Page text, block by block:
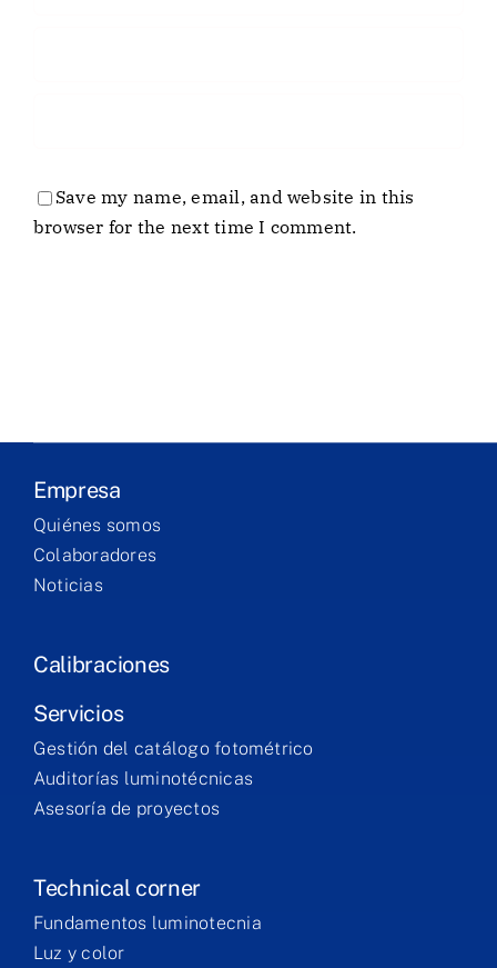
Save my name, email, and website in this
browser for the next time I comment.
Empresa
Quiénes somos
Colaboradores
Noticias
Calibraciones
Servicios
Gestión del catálogo fotométrico
Auditorías luminotécnicas
Asesoría de proyectos
Technical corner
Fundamentos luminotecnia
Luz y color
Serviços